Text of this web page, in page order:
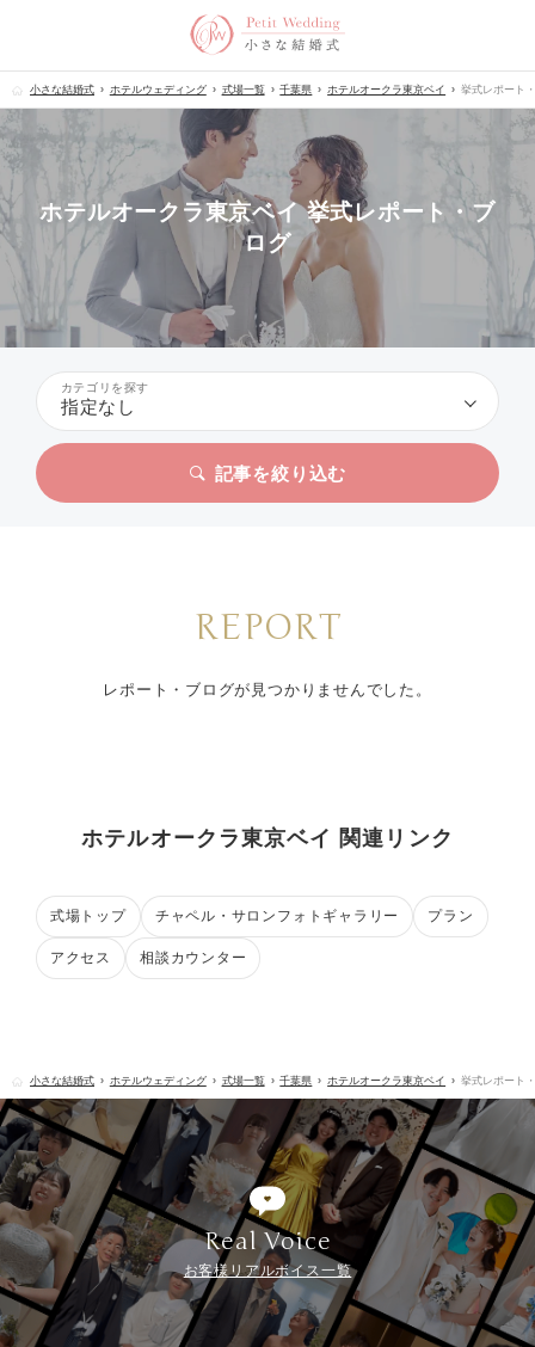
小さな結婚式 ホテルウェディング 式場一覧 千葉県 ホテルオークラ東京ベイ 挙式レポート
ホテルオークラ東京ベイ 挙式レポート・ブ
ログ
カテゴリを探す
指定なし
記事を絞り込む
REPORT
レポート・ブログが見つかりませんでした。
ホテルオークラ東京ベイ 関連リンク
式場トップ チャペル・サロンフォトギャラリー プラン
アクセス 相談カウンター
小さな結婚式 ホテルウェディング 式場一覧 千葉県 ホテルオークラ東京ベイ 挙式レポート
Real Voice
お客様リアルボイス一覧